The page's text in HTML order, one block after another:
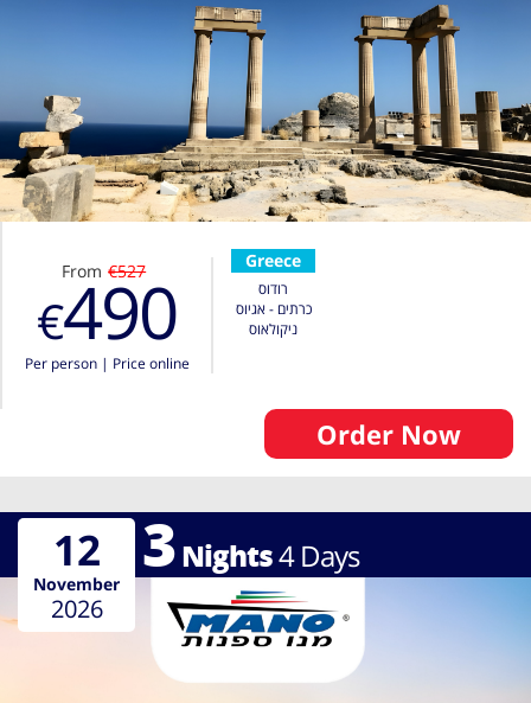
Greece
רודוס
כרתים - אגיוס
ניקולאוס
From €527
€490
Per person| Price online
Order Now
3Nights4Days
12
November
2026